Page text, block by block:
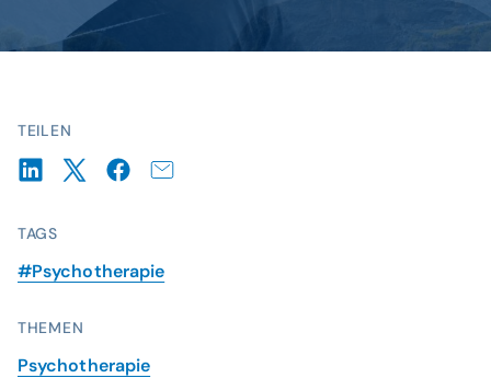
TEILEN
TAGS
#Psychotherapie
THEMEN
Psychotherapie